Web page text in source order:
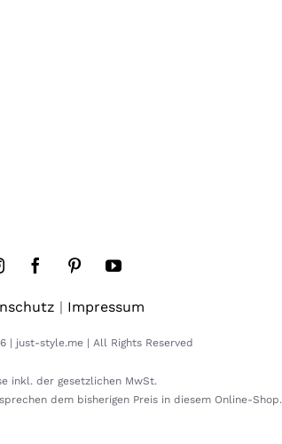
| Impressum
| just-style.me | All Rights Reserved
inkl. der gesetzlichen MwSt.
dem bisherigen Preis in diesem Online-Shop.